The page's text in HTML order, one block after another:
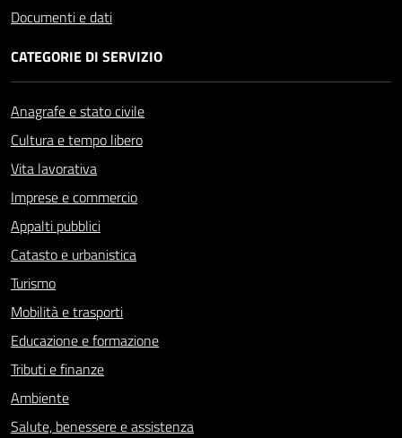
Documenti e dati
CATEGORIE DI SERVIZIO
Anagrafe e stato civile
Cultura e tempo libero
Vita lavorativa
Imprese e commercio
Appalti pubblici
Catasto e urbanistica
Turismo
Mobilità e trasporti
Educazione e formazione
Tributi e finanze
Ambiente
Salute, benessere e assistenza